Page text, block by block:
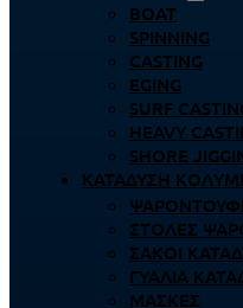
BOAT
SPINNING
CASTING
EGING
SURF
HEAVY
SHORE
ΚΑΤΆΔΥΣΗ
ΣΤΟΛΈΣ
ΣΆΚΟΙ
ΓΥΑΛΙΆ
ΜΆΣΚΕΣ